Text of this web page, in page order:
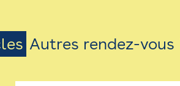
Autres rendez-vous